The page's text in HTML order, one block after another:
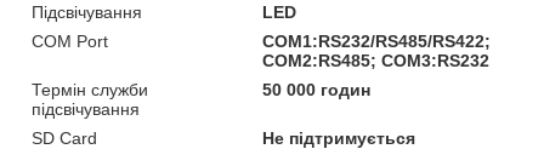
Підсвічування
LED
COM Port
COM1:RS232/RS485/RS422;
COM2:RS485; COM3:RS232
Термін служби
підсвічування
50 000 годин
SD Card
Не підтримується